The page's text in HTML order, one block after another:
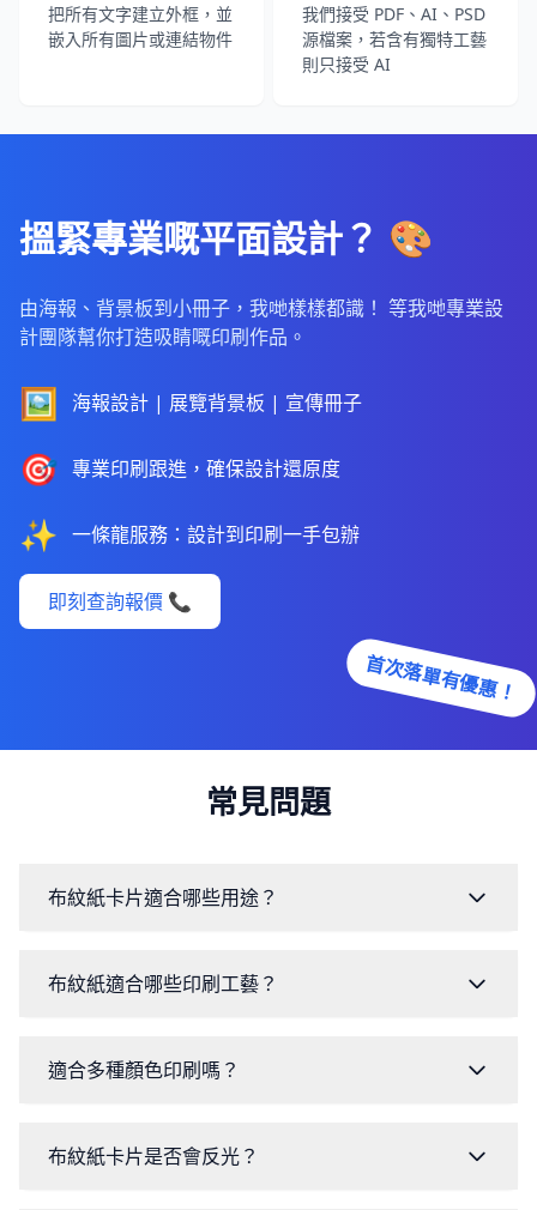
把所有文字建立外框，並
嵌入所有圖片或連結物件
我們接受 PDF、AI、PSD
源檔案，若含有獨特工藝
則只接受 AI
搵緊專業嘅平面設計？ 🎨
由海報、背景板到小冊子，我哋樣樣都識！ 等我哋專業設
計團隊幫你打造吸睛嘅印刷作品。
🖼️ 海報設計 | 展覽背景板 | 宣傳冊子
🎯 專業印刷跟進，確保設計還原度
✨ 一條龍服務：設計到印刷一手包辦
即刻查詢報價 📞
首次落單有優惠！
常見問題
布紋紙卡片適合哪些用途？
布紋紙適合哪些印刷工藝？
適合多種顏色印刷嗎？
布紋紙卡片是否會反光？